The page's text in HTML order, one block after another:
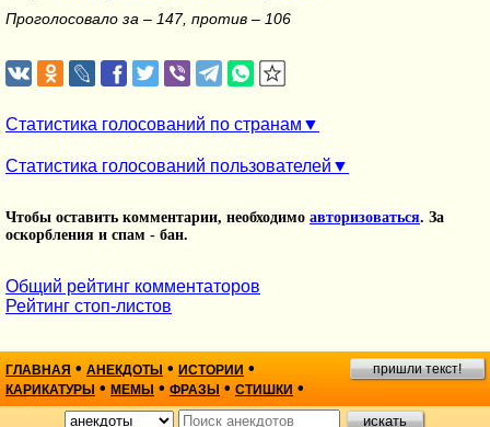
Проголосовало за – 147, против – 106
Статистика голосований по странам
Статистика голосований пользователей
Чтобы оставить комментарии, необходимо авторизоваться. За
оскорбления и спам - бан.
Общий рейтинг комментаторов
Рейтинг стоп-листов
ГЛАВНАЯ • АНЕКДОТЫ • ИСТОРИИ •
КАРИКАТУРЫ • МЕМЫ • ФРАЗЫ • СТИШКИ •
пришли текст!